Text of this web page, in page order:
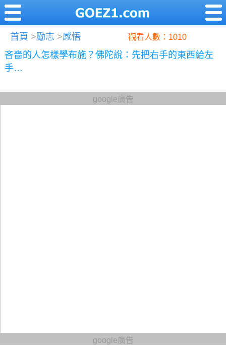
首頁 >勵志 >感悟 觀看人數：1010
吝嗇的人怎樣學布施？佛陀說：先把右手的東西給左
手…
google廣告
google廣告